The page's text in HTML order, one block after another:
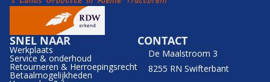
SNEL NAAR
Werkplaats
Service & onderhoud
Retourneren & Herroepingsrecht
Betaalmogelijkheden
CONTACT
De Maalstroom 3
8255 RN Swifterbant